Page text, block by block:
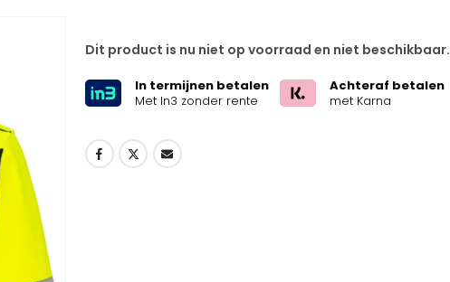
Dit product is nu niet op voorraad en niet beschikbaar.
In termijnen betalen
Met In3 zonder rente
Achteraf betalen
met Karna